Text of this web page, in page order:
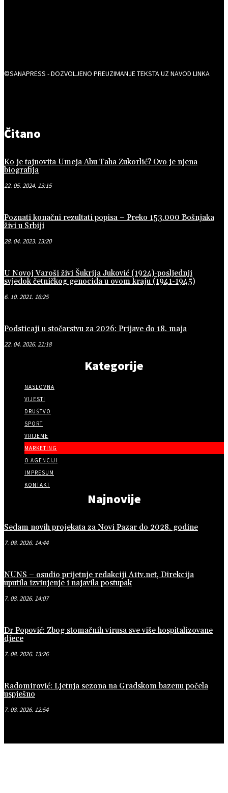
©SANAPRESS - DOZVOLJENO PREUZIMANJE TEKSTA UZ NAVOD LINKA
Čitano
Ko je tajnovita Umeja Abu Taha Zukorlić? Ovo je njena
biografija
22. 05. 2024. 13:15
Poznati konačni rezultati popisa – Preko 153.000 Bošnjaka
živi u Srbiji
28. 04. 2023. 13:20
U Novoj Varoši živi Šukrija Juković (1924)-posljednji
svjedok četničkog genocida u ovom kraju (1941-1945)
6. 10. 2021. 16:25
Podsticaji u stočarstvu za 2026: Prijave do 18. maja
22. 04. 2026. 21:18
Kategorije
NASLOVNA
VIJESTI
DRUŠTVO
SPORT
VRIJEME
MARKETING
O AGENCIJI
IMPRESUM
KONTAKT
Najnovije
Sedam novih projekata za Novi Pazar do 2028. godine
7. 08. 2026. 14:44
NUNS – osudio prijetnje redakciji A1tv.net, Direkcija
uputila izvinjenje i najavila postupak
7. 08. 2026. 14:07
Dr Popović: Zbog stomačnih virusa sve više hospitalizovane
djece
7. 08. 2026. 13:26
Radomirović: Ljetnja sezona na Gradskom bazenu počela
uspješno
7. 08. 2026. 12:54